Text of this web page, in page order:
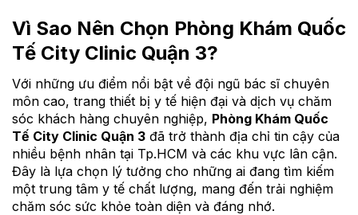
Vì Sao Nên Chọn Phòng Khám Quốc
Tế City Clinic Quận 3?
Với những ưu điểm nổi bật về đội ngũ bác sĩ chuyên
môn cao, trang thiết bị y tế hiện đại và dịch vụ chăm
sóc khách hàng chuyên nghiệp, Phòng Khám Quốc
Tế City Clinic Quận 3 đã trở thành địa chỉ tin cậy của
nhiều bệnh nhân tại Tp.HCM và các khu vực lân cận.
Đây là lựa chọn lý tưởng cho những ai đang tìm kiếm
một trung tâm y tế chất lượng, mang đến trải nghiệm
chăm sóc sức khỏe toàn diện và đáng nhớ.